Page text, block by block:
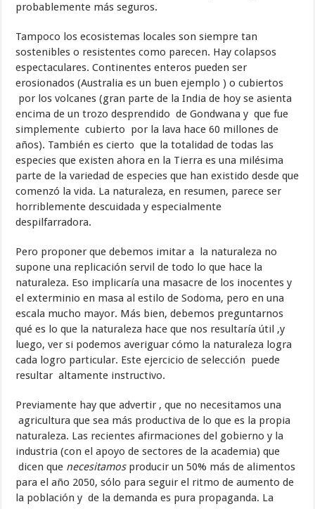
probablemente más seguros.
Tampoco los ecosistemas locales son siempre tan
sostenibles o resistentes como parecen. Hay colapsos
espectaculares. Continentes enteros pueden ser
erosionados (Australia es un buen ejemplo ) o cubiertos
por los volcanes (gran parte de la India de hoy se asienta
encima de un trozo desprendido de Gondwana y que fue
simplemente cubierto por la lava hace 60 millones de
años). También es cierto que la totalidad de todas las
especies que existen ahora en la Tierra es una milésima
parte de la variedad de especies que han existido desde que
comenzó la vida. La naturaleza, en resumen, parece ser
horriblemente descuidada y especialmente
despilfarradora.
Pero proponer que debemos imitar a la naturaleza no
supone una replicación servil de todo lo que hace la
naturaleza. Eso implicaría una masacre de los inocentes y
el exterminio en masa al estilo de Sodoma, pero en una
escala mucho mayor. Más bien, debemos preguntarnos
qué es lo que la naturaleza hace que nos resultaría útil ,y
luego, ver si podemos averiguar cómo la naturaleza logra
cada logro particular. Este ejercicio de selección puede
resultar altamente instructivo.
Previamente hay que advertir , que no necesitamos una
agricultura que sea más productiva de lo que es la propia
naturaleza. Las recientes afirmaciones del gobierno y la
industria (con el apoyo de sectores de la academia) que
dicen que necesitamosproducir un 50% más de alimentos
para el año 2050, sólo para seguir el ritmo de aumento de
la población y de la demanda es pura propaganda. La